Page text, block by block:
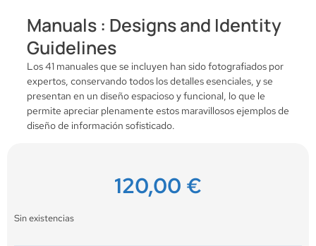
Manuals : Designs and Identity
Guidelines
Los 41 manuales que se incluyen han sido fotografiados por
expertos, conservando todos los detalles esenciales, y se
presentan en un diseño espacioso y funcional, lo que le
permite apreciar plenamente estos maravillosos ejemplos de
diseño de información sofisticado.
120,00 €
Sin existencias